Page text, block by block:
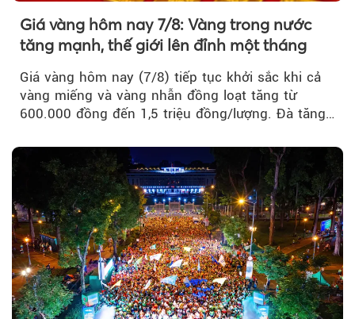
Giá vàng hôm nay 7/8: Vàng trong nước
tăng mạnh, thế giới lên đỉnh một tháng
Giá vàng hôm nay (7/8) tiếp tục khởi sắc khi cả
vàng miếng và vàng nhẫn đồng loạt tăng từ
600.000 đồng đến 1,5 triệu đồng/lượng. Đà tăng
vàng thế giới bứt phá lên mức cao nhất trong
một tháng.